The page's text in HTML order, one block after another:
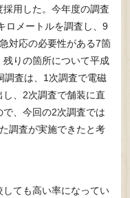
用した。今年度の調査
ロメートルを調査し、9
対応の必要性がある7箇
りの箇所について平成
調査は、1次調査で電磁
、2次調査で舗装に直
、今回の2次調査では
調査が実施できたと考
ても高い率になってい